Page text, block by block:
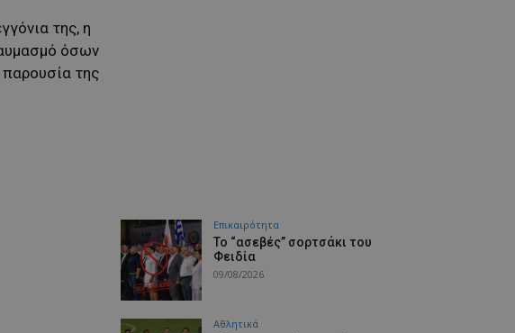
της, η
όσων
παρουσία της
Επικαιρότητα
Το “ασεβές” σορτσάκι του
Φειδία
09/08/2026
Αθλητικά